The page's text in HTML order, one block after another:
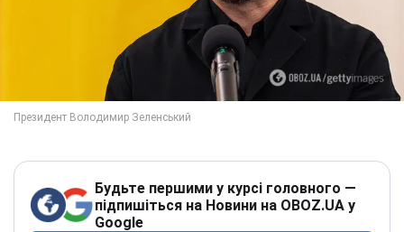
Будьте першими у курсі головного —
підпишіться на Новини на OBOZ.UA у
Google